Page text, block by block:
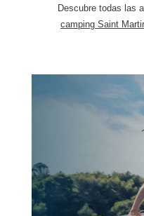
Descubre todas las
camping Saint